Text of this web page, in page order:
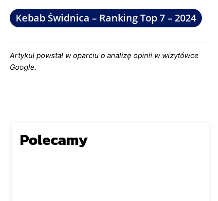
Kebab Świdnica – Ranking Top 7 – 2024
Artykuł powstał w oparciu o analizę opinii w wizytówce
Google.
Polecamy